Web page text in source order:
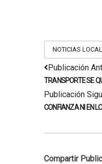
NOTICIAS
Publicación
TRANSPORTE SE
Publicación
CONFIANZA NI EN
Compartir